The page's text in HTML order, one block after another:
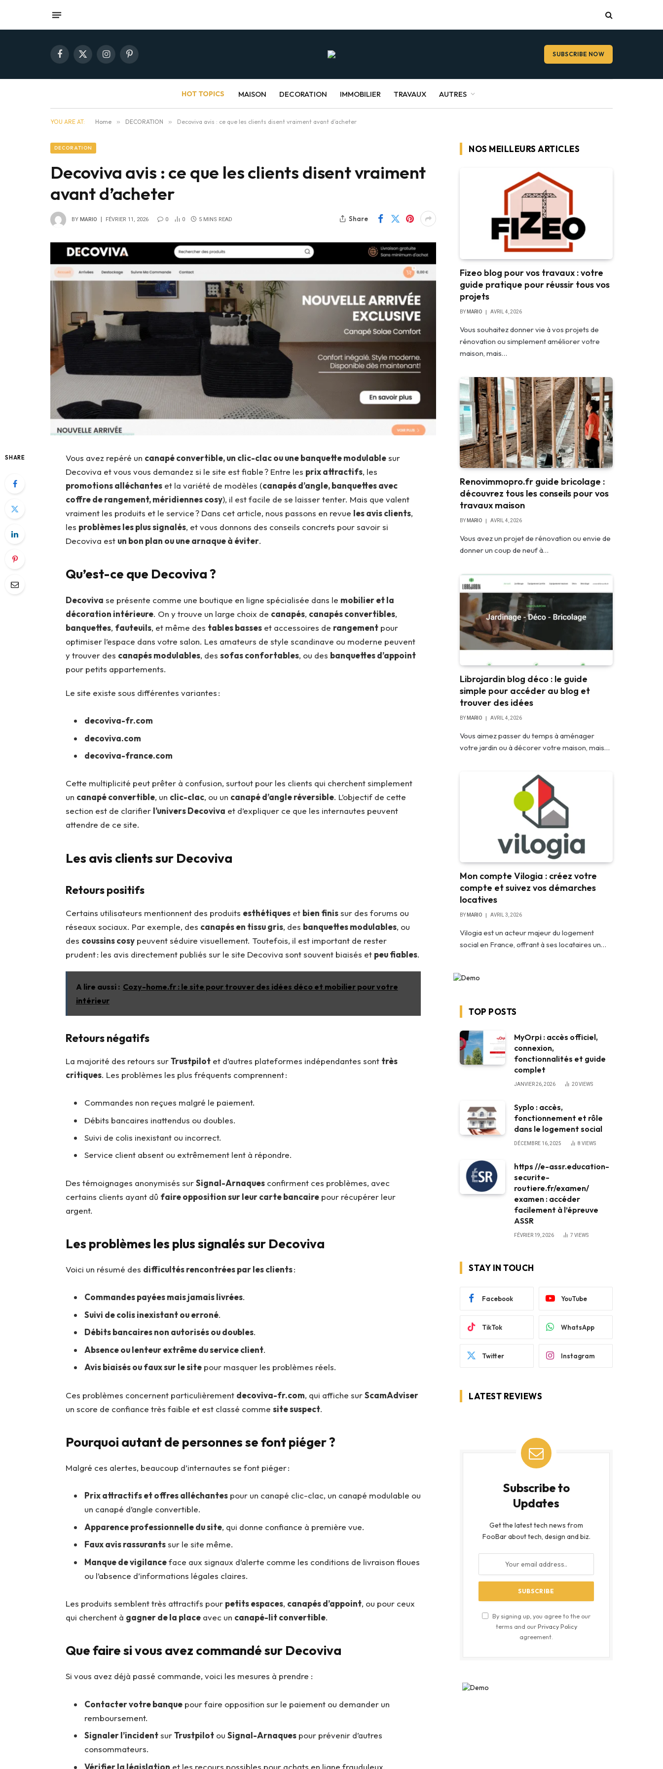
Facebook
X
InstagramPinterest SUBSCRIBE NOW
HOT TOPICS MAISON DECORATION IMMOBILIER TRAVAUX AUTRES
YOU ARE AT: Home » DECORATION » Decoviva avis : ce que les clients disent vraiment avant d’acheter
DECORATION
Decoviva avis : ce que les clients disent vraiment
avant d’acheter
BY MARIO FÉVRIER 11, 2026 0 0 5 MINS READ Share
SHARE Vous avez repéré un canapé convertible, un clic-clac ou une banquette modulablesur
Decoviva et vous vous demandez si le site est fiable ? Entre les prix attractifs, les
promotions alléchanteset la variété de modèles (canapés d’angle, banquettes avec
coffre de rangement, méridiennes cosy), il est facile de se laisser tenter. Mais que valent
vraiment les produits et le service ? Dans cet article, nous passons en revue les avis clients,
les problèmes les plus signalés, et vous donnons des conseils concrets pour savoir si
Decoviva est un bon plan ou une arnaque à éviter.
Qu’est-ce que Decoviva ?
Decoviva se présente comme une boutique en ligne spécialisée dans le mobilier et la
décoration intérieure. On y trouve un large choix de canapés, canapés convertibles,
banquettes, fauteuils, et même des tables basseset accessoires de rangementpour
optimiser l’espace dans votre salon. Les amateurs de style scandinave ou moderne peuvent
y trouver des canapés modulables, des sofas confortables, ou des banquettes d’appoint
pour petits appartements.
Le site existe sous différentes variantes :
decoviva-fr.com
decoviva.com
decoviva-france.com
Cette multiplicité peut prêter à confusion, surtout pour les clients qui cherchent simplement
un canapé convertible, un clic-clac, ou un canapé d’angle réversible. L’objectif de cette
section est de clarifier l’univers Decoviva et d’expliquer ce que les internautes peuvent
attendre de ce site.
Les avis clients sur Decoviva
Retours positifs
Certains utilisateurs mentionnent des produits esthétiqueset bien finissur des forums ou
réseaux sociaux. Par exemple, des canapés en tissu gris, des banquettes modulables, ou
des coussins cosypeuvent séduire visuellement. Toutefois, il est important de rester
prudent : les avis directement publiés sur le site Decoviva sont souvent biaisés et peu fiables.
A lire aussi : Cozy-home.fr : le site pour trouver des idées déco et mobilier pour votre
intérieur
Retours négatifs
La majorité des retours surTrustpilotet d’autres plateformes indépendantes sont très
critiques. Les problèmes les plus fréquents comprennent :
Commandes non reçues malgré le paiement.
Débits bancaires inattendus ou doubles.
Suivi de colis inexistant ou incorrect.
Service client absent ou extrêmement lent à répondre.
Des témoignages anonymisés surSignal-Arnaquesconfirment ces problèmes, avec
certains clients ayant dû faire opposition sur leur carte bancairepour récupérer leur
argent.
Les problèmes les plus signalés sur Decoviva
Voici un résumé des difficultés rencontrées par les clients:
Commandes payées mais jamais livrées.
Suivi de colis inexistant ou erroné.
Débits bancaires non autorisés ou doubles.
Absence ou lenteur extrême du service client.
Avis biaisés ou faux sur le sitepour masquer les problèmes réels.
Ces problèmes concernent particulièrement decoviva-fr.com, qui affiche surScamAdviser
un score de confiance très faible et est classé comme site suspect.
Pourquoi autant de personnes se font piéger ?
Malgré ces alertes, beaucoup d’internautes se font piéger :
Prix attractifs et offres alléchantespour un canapé clic-clac, un canapé modulable ou
un canapé d’angle convertible.
Apparence professionnelle du site, qui donne confiance à première vue.
Faux avis rassurantssur le site même.
Manque de vigilanceface aux signaux d’alerte comme les conditions de livraison floues
ou l’absence d’informations légales claires.
Les produits semblent très attractifs pour petits espaces, canapés d’appoint, ou pour ceux
qui cherchent à gagner de la placeavec un canapé-lit convertible.
Que faire si vous avez commandé sur Decoviva
Si vous avez déjà passé commande, voici les mesures à prendre :
Contacter votre banquepour faire opposition sur le paiement ou demander un
remboursement.
Signaler l’incidentsurTrustpilotou Signal-Arnaquespour prévenir d’autres
consommateurs.
Vérifier la législation et les recours possibles pour achats en ligne frauduleux.
NOS MEILLEURS ARTICLES
Fizeo blog pour vos travaux : votre
guide pratique pour réussir tous vos
projets
BY MARIO AVRIL 4, 2026
Vous souhaitez donner vie à vos projets de
rénovation ou simplement améliorer votre
maison, mais…
Renovimmopro.fr guide bricolage :
découvrez tous les conseils pour vos
travaux maison
BY MARIO AVRIL 4, 2026
Vous avez un projet de rénovation ou envie de
donner un coup de neuf à…
Librojardin blog déco : le guide
simple pour accéder au blog et
trouver des idées
BY MARIO AVRIL 4, 2026
Vous aimez passer du temps à aménager
votre jardin ou à décorer votre maison, mais…
Mon compte Vilogia : créez votre
compte et suivez vos démarches
locatives
BY MARIO AVRIL 3, 2026
Vilogia est un acteur majeur du logement
social en France, offrant à ses locataires un…
TOP POSTS
MyOrpi : accès officiel,
connexion,
fonctionnalités et guide
complet
JANVIER 26, 2026 20VIEWS
Syplo : accès,
fonctionnement et rôle
dans le logement social
DÉCEMBRE 16, 2025 8 VIEWS
https //e-assr.education-
securite-
routiere.fr/examen/
examen : accéder
facilement à l’épreuve
ASSR
FÉVRIER 19, 2026 7 VIEWS
STAY IN TOUCH
Facebook YouTube
TikTok WhatsApp
Twitter Instagram
LATEST REVIEWS
Subscribe to
Updates
Get the latest tech news from
FooBar about tech, design and biz.
By signing up, you agree to the our
terms and ourPrivacy Policy
agreement.